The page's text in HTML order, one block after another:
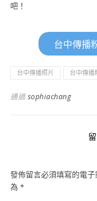
吧！
台中傳播
台中傳播照片 台中傳播
通過 sophiachang
發佈留言必須填寫的電子
為 *